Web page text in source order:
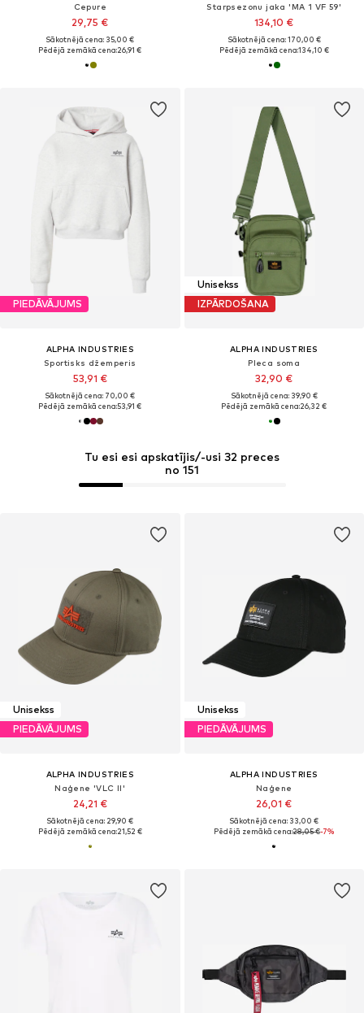
Tu esi esi apskatījis/-usi 32 preces
no 151
Cepure
29,75 €
Sākotnējā cena: 35,00 €
Pēdējā zemākā cena:26,91 €
Starpsezonu jaka 'MA 1 VF 59'
134,10 €
Sākotnējā cena: 170,00 €
Pēdējā zemākā cena:134,10 €
PIEDĀVĀJUMS
ALPHA INDUSTRIES
Sportisks džemperis
53,91 €
Sākotnējā cena: 70,00 €
Pēdējā zemākā cena:53,91 €
Unisekss
IZPĀRDOŠANA
ALPHA INDUSTRIES
Pleca soma
32,90 €
Sākotnējā cena: 39,90 €
Pēdējā zemākā cena:26,32 €
Unisekss
PIEDĀVĀJUMS
ALPHA INDUSTRIES
Naģene 'VLC II'
24,21 €
Sākotnējā cena: 29,90 €
Pēdējā zemākā cena:21,52 €
Unisekss
PIEDĀVĀJUMS
ALPHA INDUSTRIES
Naģene
26,01 €
Sākotnējā cena: 33,00 €
Pēdējā zemākā cena:28,05 €-7%